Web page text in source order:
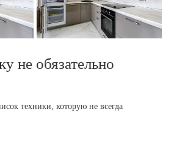
не обязательно
техники, которую не всегда